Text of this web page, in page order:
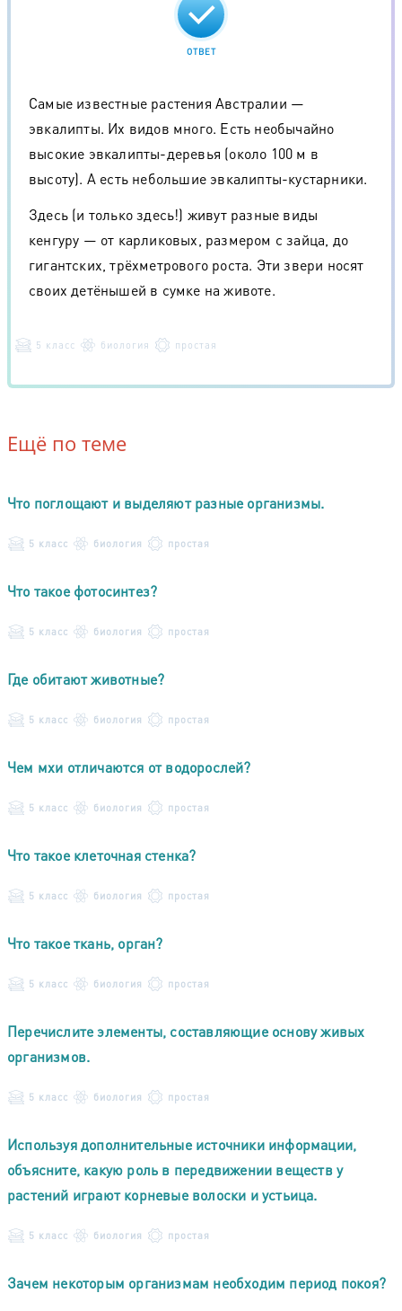
ОТВЕТ
Самые известные растения Австралии —
эвкалипты. Их видов много. Есть необычайно
высокие эвкалипты-деревья (около 100 м в
высоту). А есть небольшие эвкалипты-кустарники.
Здесь (и только здесь!) живут разные виды
кенгуру — от карликовых, размером с зайца, до
гигантских, трёхметрового роста. Эти звери носят
своих детёнышей в сумке на животе.
5 класс биология простая
Ещё по теме
Что поглощают и выделяют разные организмы.
5 класс биология простая
Что такое фотосинтез?
5 класс биология простая
Где обитают животные?
5 класс биология простая
Чем мхи отличаются от водорослей?
5 класс биология простая
Что такое клеточная стенка?
5 класс биология простая
Что такое ткань, орган?
5 класс биология простая
Перечислите элементы, составляющие основу живых
организмов.
5 класс биология простая
Используя дополнительные источники информации,
объясните, какую роль в передвижении веществ у
растений играют корневые волоски и устьица.
5 класс биология простая
Зачем некоторым организмам необходим период покоя?